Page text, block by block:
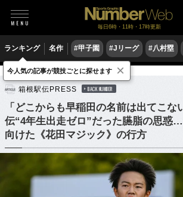
毎日6時・11時・17時更新
ランキング 名作 #甲子園 #Jリーグ #八村塁
陸上 駅伝
箱根駅伝PRESS BACK NUMBER
「どこからも早稲田の名前は出てこな
伝“4年生出走ゼロ”だった臙脂の思惑
向けた《花田マジック》の行方
今人気の記事が競技ごとに探せます ×